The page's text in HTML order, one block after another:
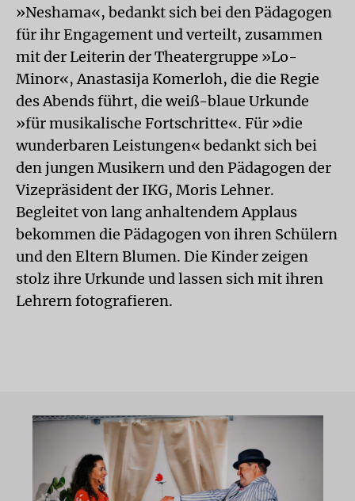
»Neshama«, bedankt sich bei den Pädagogen
für ihr Engagement und verteilt, zusammen
mit der Leiterin der Theatergruppe »Lo-
Minor«, Anastasija Komerloh, die die Regie
des Abends führt, die weiß-blaue Urkunde
»für musikalische Fortschritte«. Für »die
wunderbaren Leistungen« bedankt sich bei
den jungen Musikern und den Pädagogen der
Vizepräsident der IKG, Moris Lehner.
Begleitet von lang anhaltendem Applaus
bekommen die Pädagogen von ihren Schülern
und den Eltern Blumen. Die Kinder zeigen
stolz ihre Urkunde und lassen sich mit ihren
Lehrern fotografieren.